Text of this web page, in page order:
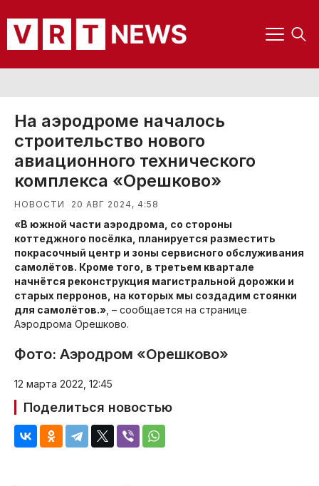
На аэродроме началось
строительство нового
авиационного технического
комплекса «Орешково»
НОВОСТИ 20 АВГ 2024, 4:58
«В южной части аэродрома, со стороны
коттеджного посёлка, планируется разместить
покрасочный центр и зоны сервисного обслуживания
самолётов. Кроме того, в третьем квартале
начнётся реконструкция магистральной дорожки и
старых перронов, на которых мы создадим стоянки
для самолётов.» , – сообщается на странице
Аэродрома Орешково.
Фото: Аэродром «Орешково»
12 марта 2022, 12:45
Поделиться новостью